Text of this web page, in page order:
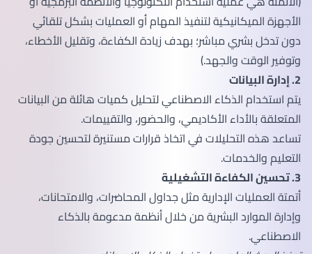
الأجهزة الميكانيكية لتنفيذ المهام أو العمليات بشكل تلقائي
دون تدخل بشري مباشر؛ بهدف زيادة الكفاءة، وتقليل الأخطاء،
وتوفير الوقت والجهد.)
2. إدارة البيانات
يتم استخدام الذكاء الاصطناعي لتحليل كميات هائلة من البيانات
المتعلقة بالأداء الأكاديمي، والحضور، والتقييمات.
تساعد هذه التحليلات في اتخاذ قرارات مستنيرة لتحسين جودة
التعليم والخدمات.
3. تحسين الكفاءة التشغيلية
أتمتة العمليات الإدارية مثل جداول المحاضرات، والامتحانات،
وإدارة الموارد البشرية من خلال أنظمة مدعومة بالذكاء
الاصطناعي.